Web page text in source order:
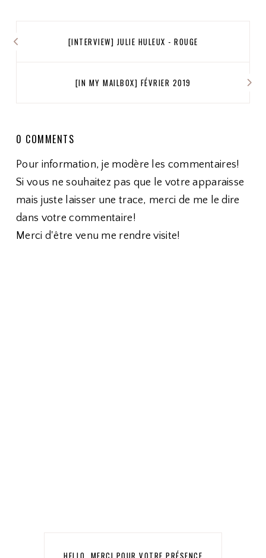
[INTERVIEW] JULIE HULEUX - ROUGE
[IN MY MAILBOX] FÉVRIER 2019
0 COMMENTS
Pour information, je modère les commentaires!
Si vous ne souhaitez pas que le votre apparaisse
mais juste laisser une trace, merci de me le dire
dans votre commentaire!
Merci d'être venu me rendre visite!
HELLO, MERCI POUR VOTRE PRÉSENCE